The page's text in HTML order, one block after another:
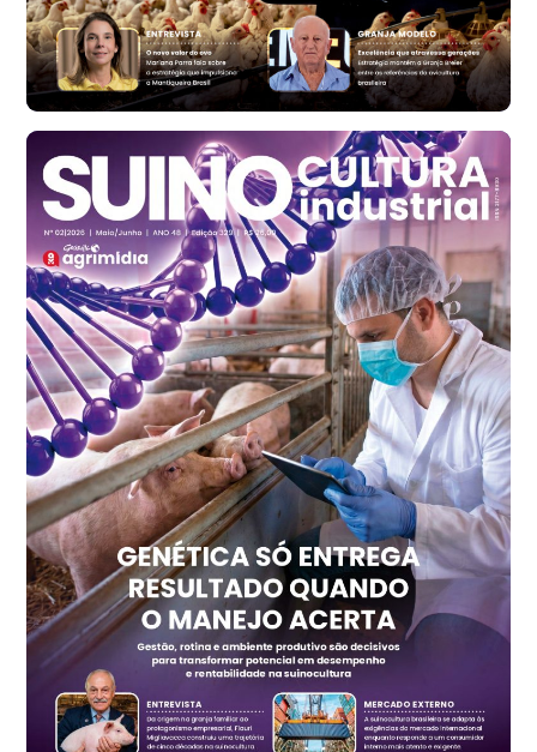
R$ 171,61
cx
Ovo Branco - Regional
Santa Maria do Jetibá (ES)
cx
Ovo Branco - Regional
Recife (PE)
R$ 147,74
cx
Ovo Vermelho - Regional
Recife (PE)
R$ 157,72
cx